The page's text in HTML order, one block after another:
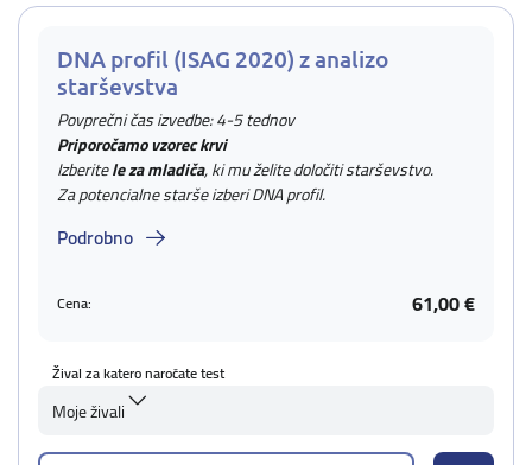
DNA profil (ISAG 2020) z analizo
starševstva
Povprečni čas izvedbe: 4-5 tednov
Priporočamo vzorec krvi
Izberitele za mladiča, ki mu želite določiti starševstvo.
Za potencialne starše izberi DNA profil.
Podrobno
Cena: 61,00 €
Žival za katero naročate test
Moje živali